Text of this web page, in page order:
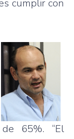
cumplir con
de 65%. “El